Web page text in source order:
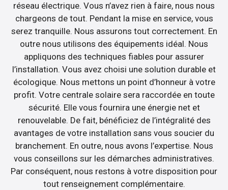
réseau électrique. Vous n’avez rien à faire, nous nous
chargeons de tout. Pendant la mise en service, vous
serez tranquille. Nous assurons tout correctement. En
outre nous utilisons des équipements idéal. Nous
appliquons des techniques fiables pour assurer
l’installation. Vous avez choisi une solution durable et
écologique. Nous mettons un point d’honneur à votre
profit. Votre centrale solaire sera raccordée en toute
sécurité. Elle vous fournira une énergie net et
renouvelable. De fait, bénéficiez de l’intégralité des
avantages de votre installation sans vous soucier du
branchement. En outre, nous avons l’expertise. Nous
vous conseillons sur les démarches administratives.
Par conséquent, nous restons à votre disposition pour
tout renseignement complémentaire.